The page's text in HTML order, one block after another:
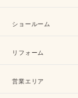
ショールーム
リフォーム
営業エリア